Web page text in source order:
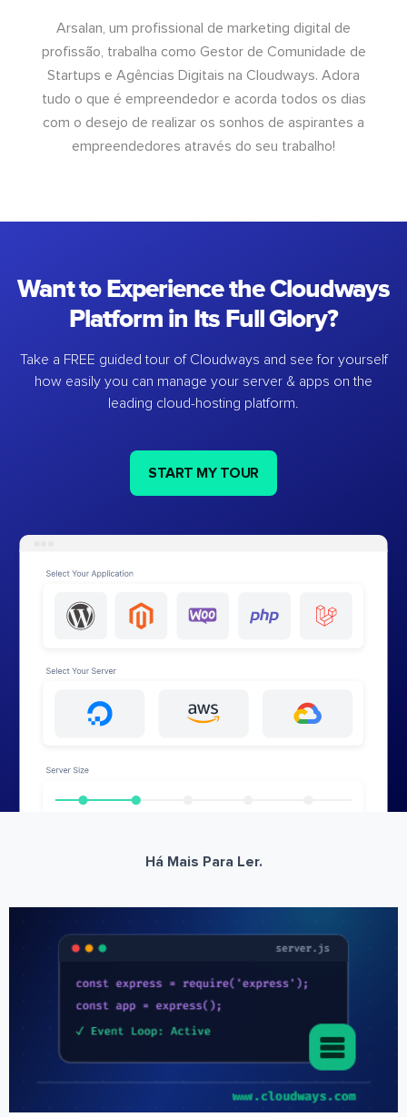
Arsalan, um profissional de marketing digital de
profissão, trabalha como Gestor de Comunidade de
Startups e Agências Digitais na Cloudways. Adora
tudo o que é empreendedor e acorda todos os dias
com o desejo de realizar os sonhos de aspirantes a
empreendedores através do seu trabalho!
Want to Experience the Cloudways
Platform in Its Full Glory?
Take a FREE guided tour of Cloudways and see for yourself
how easily you can manage your server & apps on the
leading cloud-hosting platform.
START MY TOUR
Há Mais Para Ler.